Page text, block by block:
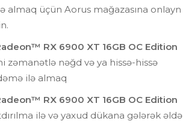
almaq üçün Aorus mağazasına onlayn
RX 6900 XT 16GB OC Edition
zəmanətlə nəğd və ya hissə-hissə
ilə almaq
RX 6900 XT 16GB OC Edition
ilə və yaxud dükana gələrək əldə